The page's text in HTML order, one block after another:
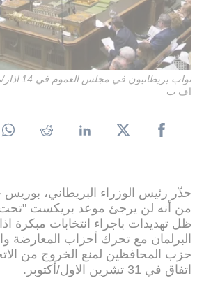
نواب بريطانيون في مجلس العموم في 14 اذار/مارس 2019
اف ب
حذّر رئيس الوزراء البريطاني، بوريس
من أنه لن يرجئ موعد بريكست
ظل تهديدات باجراء انتخابات مبكرة
البرلمان مع تحرك أحزاب المعارضة
حزب المحافظين لمنع الخروج من
اتفاق في 31 تشرين الاول/أكتوبر.